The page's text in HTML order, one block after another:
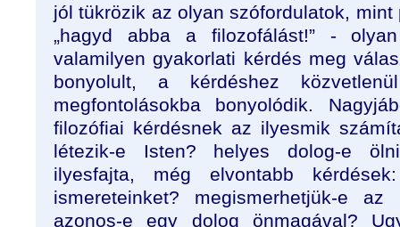
jól tükrözik az olyan szófordulatok, mint
„hagyd abba a filozofálást!” -
valamilyen gyakorlati kérdés meg
bonyolult, a kérdéshez
megfontolásokba bonyolódik.
filozófiai kérdésnek az ilyesmik
létezik-e Isten? helyes dolog-e
ilyesfajta, még elvontabb
ismereteinket? megismerhetjük-e
azonos-e egy dolog önmagával?